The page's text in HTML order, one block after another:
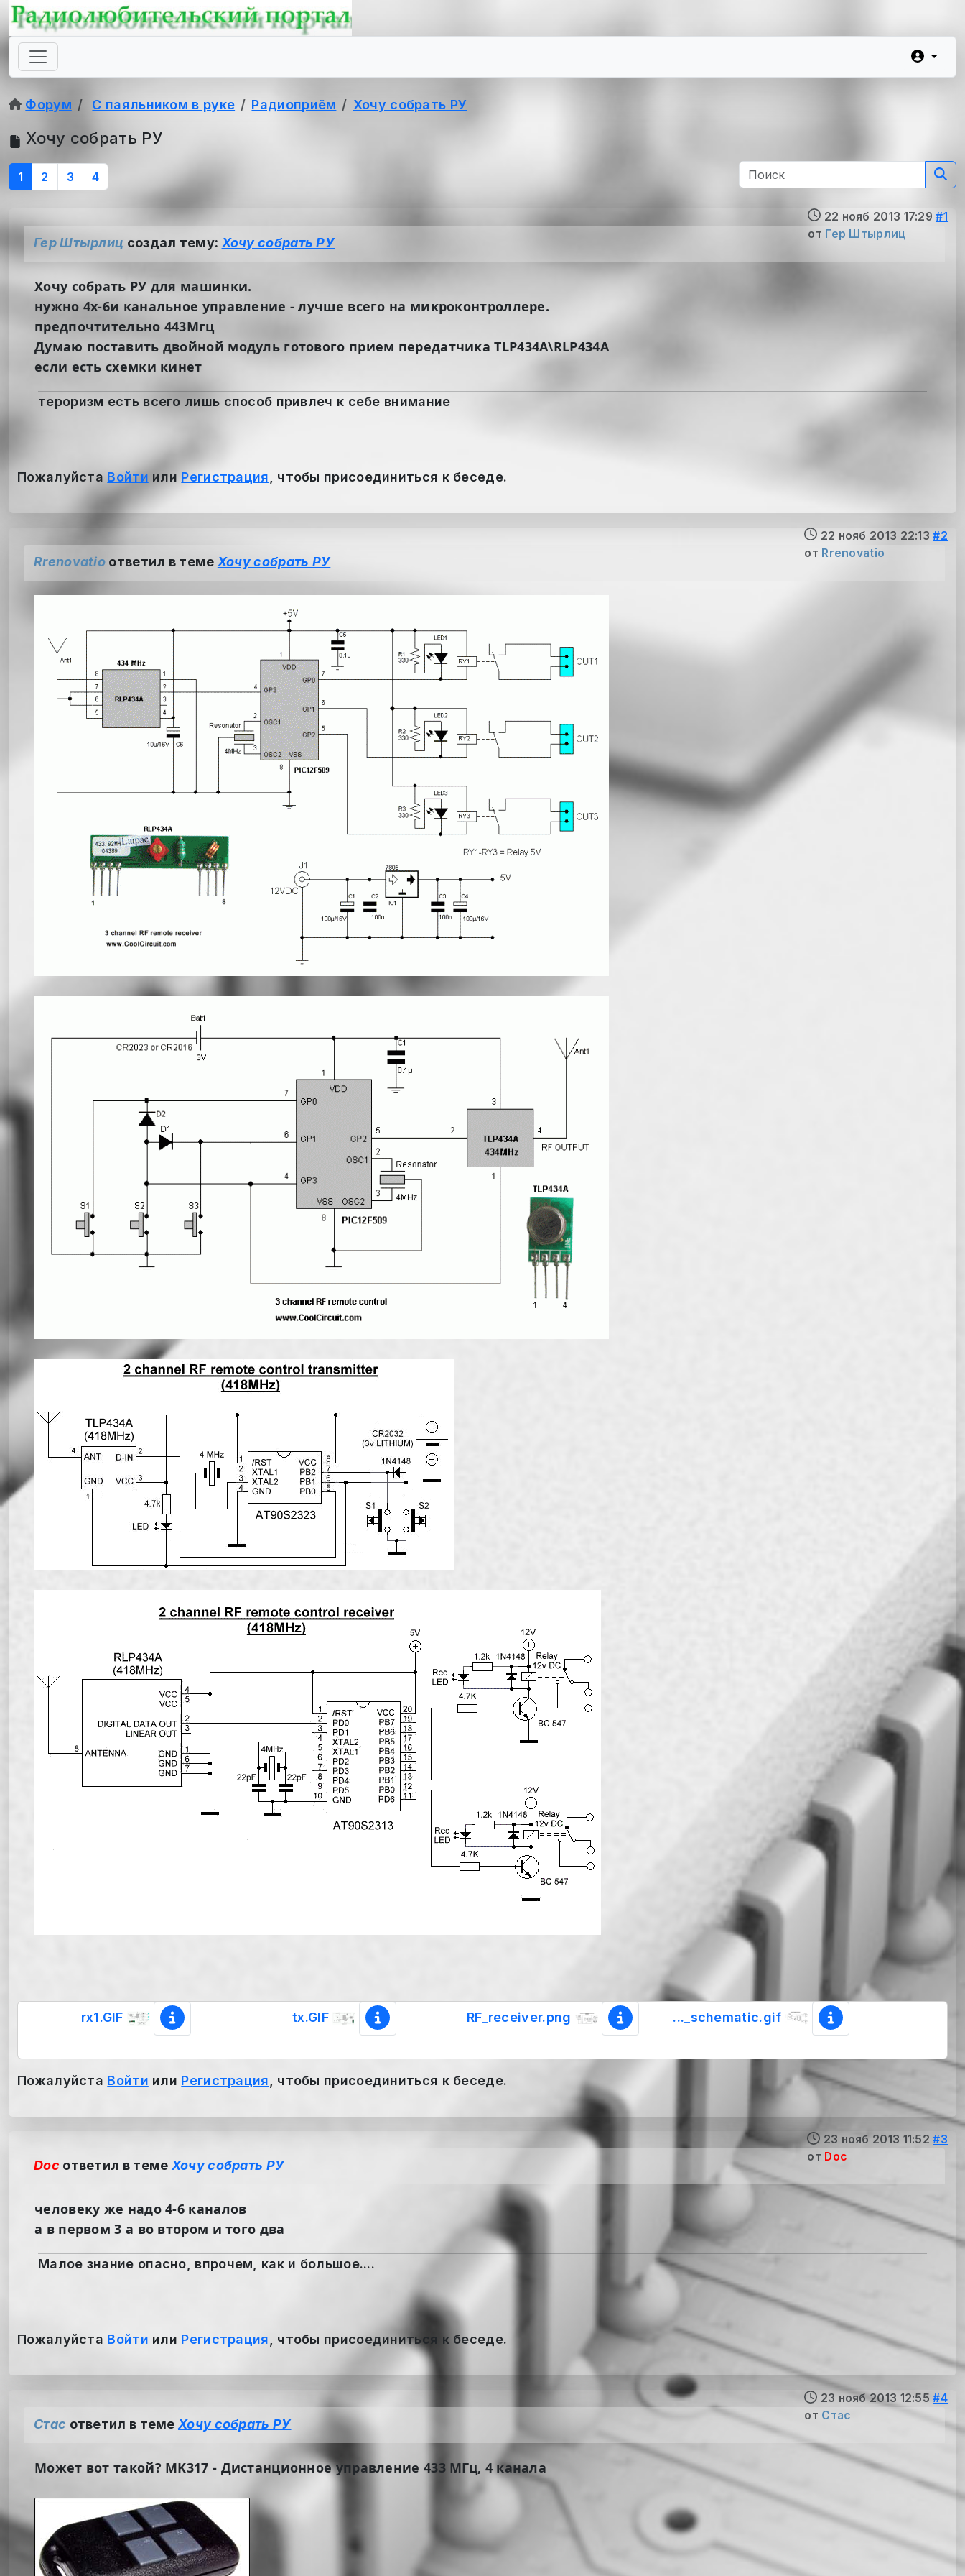
Форум С паяльником в руке Радиоприём Хочу собрать РУ
Хочу собрать РУ
1 2 3 4
22 нояб 2013 17:29 #1
от Гер Штырлиц
Гер Штырлиц создал тему: Хочу собрать РУ
Хочу собрать РУ для машинки.
нужно 4х-6и канальное управление - лучше всего на микроконтроллере.
предпочтительно 443Мгц
Думаю поставить двойной модуль готового прием передатчика TLP434A\RLP434A
если есть схемки кинет
тероризм есть всего лишь способ привлеч к себе внимание
Пожалуйста Войти или Регистрация , чтобы присоединиться к беседе.
22 нояб 2013 22:13 #2
от Rrenovatio
Rrenovatio ответил в теме Хочу собрать РУ
rx1.GIF tx.GIF RF_receiver.png ..._schematic.gif
Пожалуйста Войти или Регистрация , чтобы присоединиться к беседе.
23 нояб 2013 11:52 #3
от Doc
Doc ответил в теме Хочу собрать РУ
человеку же надо 4-6 каналов
а в первом 3 а во втором и того два
Малое знание опасно, впрочем, как и большое....
Пожалуйста Войти или Регистрация , чтобы присоединиться к беседе.
23 нояб 2013 12:55 #4
от Стас
Стас ответил в темеХочу собрать РУ
Может вот такой? MK317 - Дистанционное управление 433 МГц, 4 канала